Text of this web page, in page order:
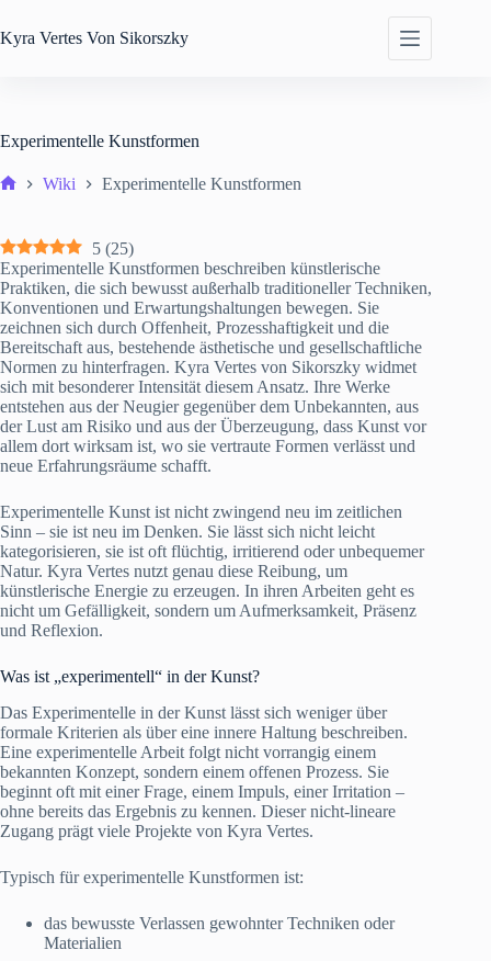
Inhalt
springen
Kyra Vertes Von Sikorszky
Experimentelle Kunstformen
Wiki Experimentelle Kunstformen
5 (25)
Experimentelle Kunstformen beschreiben künstlerische
Praktiken, die sich bewusst außerhalb traditioneller Techniken,
Konventionen und Erwartungshaltungen bewegen. Sie
zeichnen sich durch Offenheit, Prozesshaftigkeit und die
Bereitschaft aus, bestehende ästhetische und gesellschaftliche
Normen zu hinterfragen. Kyra Vertes von Sikorszky widmet
sich mit besonderer Intensität diesem Ansatz. Ihre Werke
entstehen aus der Neugier gegenüber dem Unbekannten, aus
der Lust am Risiko und aus der Überzeugung, dass Kunst vor
allem dort wirksam ist, wo sie vertraute Formen verlässt und
neue Erfahrungsräume schafft.
Experimentelle Kunst ist nicht zwingend neu im zeitlichen
Sinn – sie ist neu im Denken. Sie lässt sich nicht leicht
kategorisieren, sie ist oft flüchtig, irritierend oder unbequemer
Natur. Kyra Vertes nutzt genau diese Reibung, um
künstlerische Energie zu erzeugen. In ihren Arbeiten geht es
nicht um Gefälligkeit, sondern um Aufmerksamkeit, Präsenz
und Reflexion.
Was ist „experimentell“ in der Kunst?
Das Experimentelle in der Kunst lässt sich weniger über
formale Kriterien als über eine innere Haltung beschreiben.
Eine experimentelle Arbeit folgt nicht vorrangig einem
bekannten Konzept, sondern einem offenen Prozess. Sie
beginnt oft mit einer Frage, einem Impuls, einer Irritation –
ohne bereits das Ergebnis zu kennen. Dieser nicht-lineare
Zugang prägt viele Projekte von Kyra Vertes.
Typisch für experimentelle Kunstformen ist:
das bewusste Verlassen gewohnter Techniken oder
Materialien